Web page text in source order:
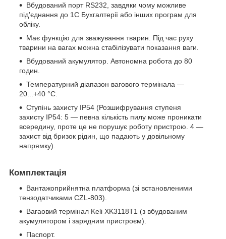
Вбудований порт RS232, завдяки чому можливе
під'єднання до 1С Бухгалтерії або інших програм для
обліку.
Має функцію для зважування тварин. Під час руху
тварини на вагах можна стабілізувати показання ваги.
Вбудований акумулятор. Автономна робота до 80
годин.
Температурний діапазон вагового термінала —
20...+40 °C.
Ступінь захисту IP54 (Розшифрування ступеня
захисту IP54: 5 — певна кількість пилу може проникати
всередину, проте це не порушує роботу пристрою. 4 —
захист від бризок рідин, що падають у довільному
напрямку).
Комплектація
Вантажоприйнятна платформа (зі встановленими
тензодатчиками CZL-803).
Вагаовий термінал Keli XK3118T1 (з вбудованим
акумулятором і зарядним пристроєм).
Паспорт.